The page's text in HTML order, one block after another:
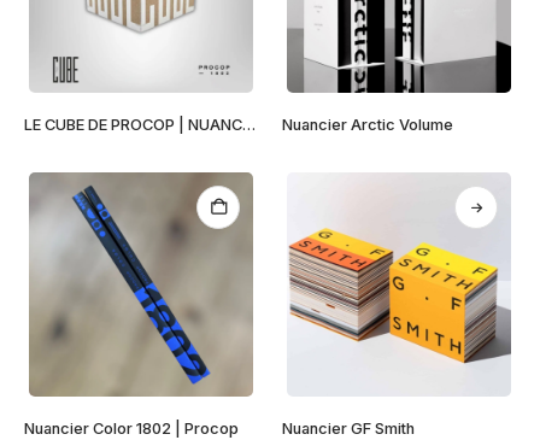
LE CUBE DE PROCOP | NUANCIER
produit
Les
options
peuvent
être
choisies
la
page
Nuancier Arctic Volume
Nuancier Color 1802 | Procop Nuancier GF Smith